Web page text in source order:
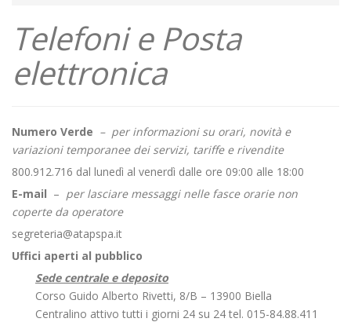
Telefoni e Posta
elettronica
Numero Verde – per informazioni su orari, novità e
variazioni temporanee dei servizi, tariffe e rivendite
800.912.716 dal lunedì al venerdì dalle ore 09:00 alle 18:00
E-mail – per lasciare messaggi nelle fasce orarie non
coperte da operatore
segreteria@atapspa.it
Uffici aperti al pubblico
Sede centrale e deposito
Corso Guido Alberto Rivetti, 8/B – 13900 Biella
Centralino attivo tutti i giorni 24 su 24 tel. 015-84.88.411